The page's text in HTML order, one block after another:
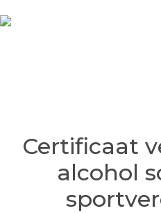
Certificaat
alcohol